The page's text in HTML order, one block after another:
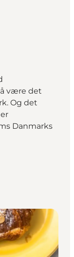
være det
Og det
Danmarks